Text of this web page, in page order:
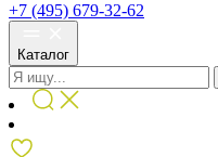
+7 (495) 679-32-62
Каталог